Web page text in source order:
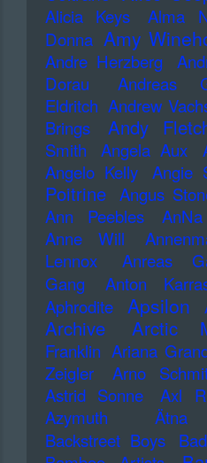
Alicia Keys Alma
Donna Amy
Andre Herzberg
Dorau
Andreas
Eldritch Andrew
Brings
Andy
Smith
Angela Aux
Angelo Kelly
Angie
Poitrine Angus
Ann Peebles
Anne Will
Lennox
Anreas
Gang
Anton
Aphrodite Apsilon
Archive Arctic
Franklin Ariana
Zeigler
Arno
Astrid Sonne
Axl
Azymuth Ätna
Backstreet Boys